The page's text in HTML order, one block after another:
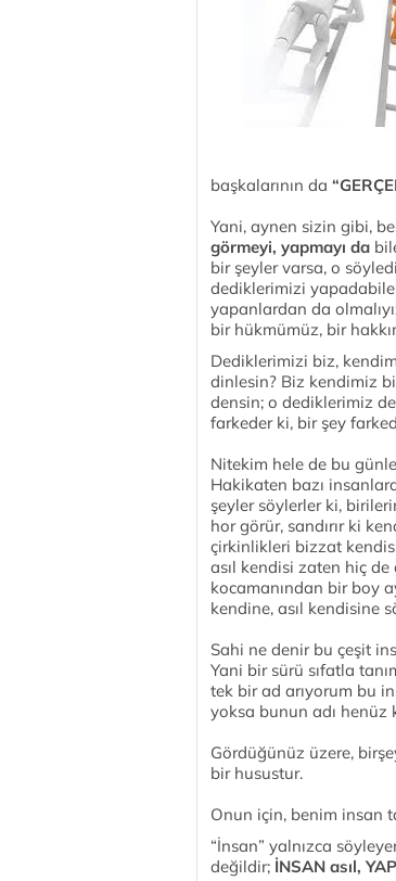
başkalarının da
Yani, aynen sizin gibi,
görmeyi, yapmayı da
bir şeyler varsa, o
dediklerimizi
yapanlardan da
bir hükmümüz, bir
Dediklerimizi biz,
dinlesin? Biz kendimiz
densin; o dediklerimiz
farkeder ki, bir şey
Nitekim hele de bu
Hakikaten bazı
şeyler söylerler ki,
hor görür, sandırır ki
çirkinlikleri bizzat
asıl kendisi zaten hiç de
kocamanından bir boy
kendine, asıl kendisine
Sahi ne denir bu çeşit
Yani bir sürü sıfatla
tek bir ad arıyorum bu
yoksa bunun adı henüz
Gördüğünüz üzere,
bir husustur.
Onun için, benim insan
“İnsan” yalnızca
değildir; İNSAN asıl,